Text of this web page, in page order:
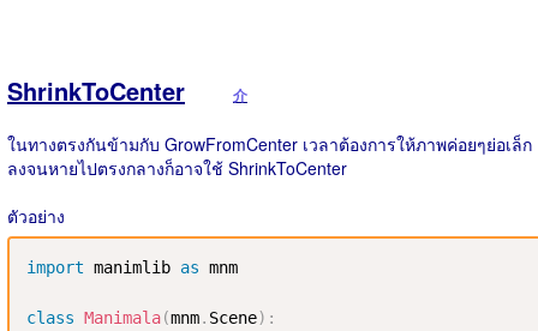
ShrinkToCenter 介
ในทางตรงกันข้ามกับ GrowFromCenter เวลาต้องการให้ภาพค่อยๆย่อเล็ก
ลงจนหายไปตรงกลางก็อาจใช้ ShrinkToCenter
ตัวอย่าง
import manimlib as mnm
class Manimala(mnm. Scene) :